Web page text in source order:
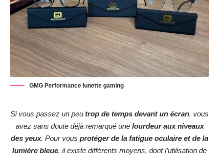
GMG Performance lunette gaming
Si vous passez un peu trop de temps devant un écran, vous
avez sans doute déjà remarqué une lourdeur aux niveaux
des yeux. Pour vous protéger de la fatigue oculaire et de la
lumière bleue, il existe différents moyens, dont l’utilisation de